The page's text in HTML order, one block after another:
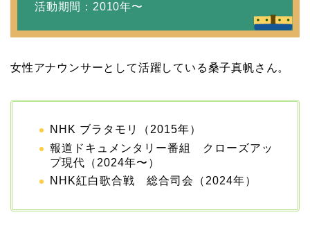
はスポーツジム！キュー
ピットは佐田真由美
活動期間：2010年〜
女性アナウンサーとして活躍している桑子真帆さん。
NHK ブラタモリ（2015年）
報道ドキュメンタリー番組 クローズアッ
プ現代（2024年〜）
NHK紅白歌合戦 総合司会（2024年）